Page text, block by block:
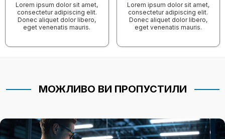
Lorem ipsum dolor sit amet,
consectetur adipiscing elit.
Donec aliquet dolor libero,
eget venenatis mauris.
Lorem ipsum dolor sit amet,
consectetur adipiscing elit.
Donec aliquet dolor libero,
eget venenatis mauris.
МОЖЛИВО ВИ ПРОПУСТИЛИ